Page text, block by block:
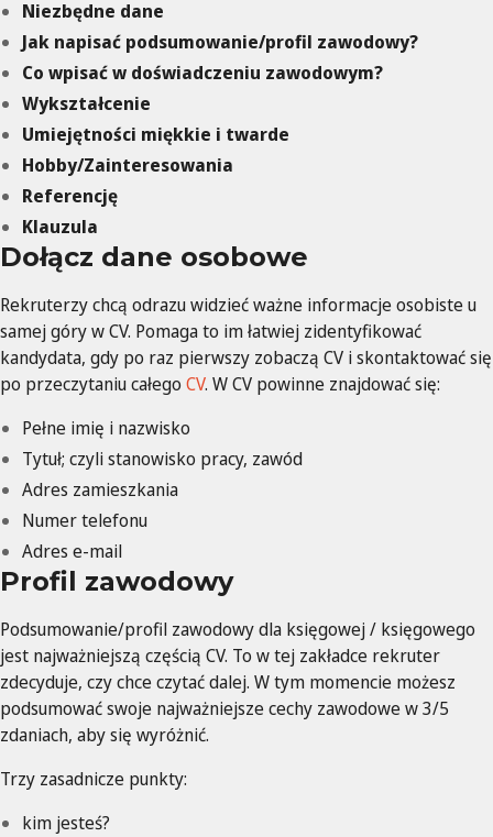
Niezbędne dane
Jak napisać podsumowanie/profil zawodowy?
Co wpisać w doświadczeniu zawodowym?
Wykształcenie
Umiejętności miękkie i twarde
Hobby/Zainteresowania
Referencję
Klauzula
Dołącz dane osobowe
Rekruterzy chcą odrazu widzieć ważne informacje osobiste u
samej góry w CV. Pomaga to im łatwiej zidentyfikować
kandydata, gdy po raz pierwszy zobaczą CV i skontaktować się
po przeczytaniu całego CV. W CV powinne znajdować się:
Pełne imię i nazwisko
Tytuł; czyli stanowisko pracy, zawód
Adres zamieszkania
Numer telefonu
Adres e-mail
Profil zawodowy
Podsumowanie/profil zawodowy dla księgowej / księgowego
jest najważniejszą częścią CV. To w tej zakładce rekruter
zdecyduje, czy chce czytać dalej. W tym momencie możesz
podsumować swoje najważniejsze cechy zawodowe w 3/5
zdaniach, aby się wyróżnić.
Trzy zasadnicze punkty:
kim jesteś?